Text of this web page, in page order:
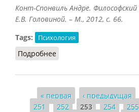
Конт-Спонвиль Андре.
Е.В. Головиной. – М., 2012, с. 66.
Tags:
Психология
Подробнее
Страницы
« первая ‹ предыдущая
251
252 253 254 255